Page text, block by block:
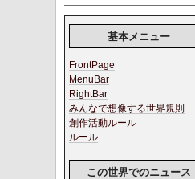
基本メニュー
FrontPage
MenuBar
RightBar
みんなで想像する世界規則
創作活動ルール
ルール
この世界でのニュース